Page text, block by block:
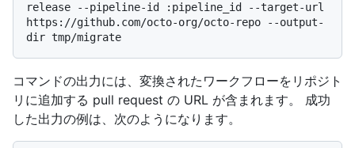
release --pipeline-id :pipeline_id --target-url
https://github.com/octo-org/octo-repo --output-
コマンドの出力には、変換されたワークフローをリポジト
リに追加する pull request の URL が含まれます。 成功
した出力の例は、次のようになります。